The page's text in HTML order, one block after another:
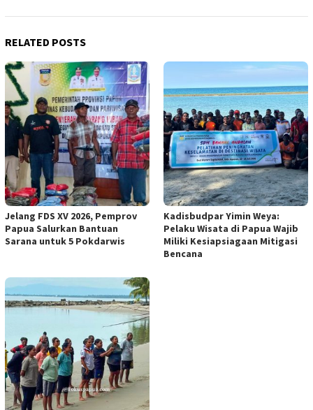
RELATED POSTS
Jelang FDS XV 2026, Pemprov
Papua Salurkan Bantuan
Sarana untuk 5 Pokdarwis
Kadisbudpar Yimin Weya:
Pelaku Wisata di Papua Wajib
Miliki Kesiapsiagaan Mitigasi
Bencana